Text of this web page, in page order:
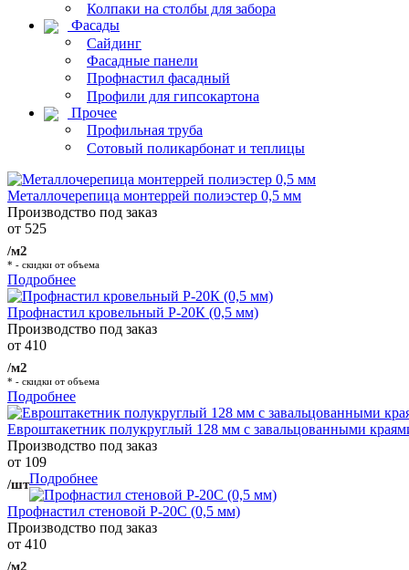
Колпаки на столбы для забора
Фасады
Сайдинг
Фасадные панели
Профнастил фасадный
Профили для гипсокартона
Прочее
Профильная труба
Сотовый поликарбонат и теплицы
Металлочерепица монтеррей полиэстер 0,5 мм
Производство под заказ
от 525
/м2
* - скидки от объема
Подробнее
Профнастил кровельный Р-20К (0,5 мм)
Производство под заказ
от 410
/м2
* - скидки от объема
Подробнее
Евроштакетник полукруглый 128 мм с завальцованными
Производство под заказ
от 109
/штПодробнее
Профнастил стеновой Р-20С (0,5 мм)
Производство под заказ
от 410
/м2